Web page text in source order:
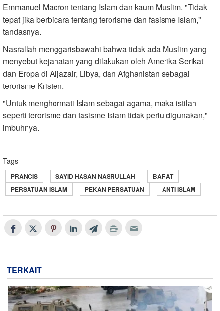
Emmanuel Macron tentang Islam dan kaum Muslim. "Tidak
tepat jika berbicara tentang terorisme dan fasisme Islam,"
tandasnya.
Nasrallah menggarisbawahi bahwa tidak ada Muslim yang
menyebut kejahatan yang dilakukan oleh Amerika Serikat
dan Eropa di Aljazair, Libya, dan Afghanistan sebagai
terorisme Kristen.
"Untuk menghormati Islam sebagai agama, maka istilah
seperti terorisme dan fasisme Islam tidak perlu digunakan,"
imbuhnya.
Tags
PRANCIS SAYID HASAN NASRULLAH
BARAT
PERSATUAN ISLAM
PEKAN PERSATUAN ANTI ISLAM
TERKAIT